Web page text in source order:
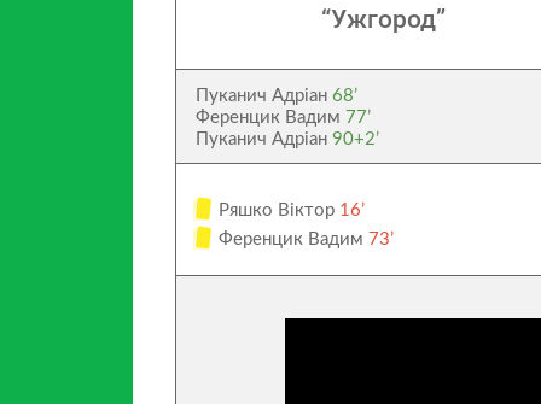
“Ужгород”
Пуканич Адріан68’
Ференцик Вадим 77’
Пуканич Адріан90+2’
Ряшко Віктор 16’
Ференцик Вадим 73’